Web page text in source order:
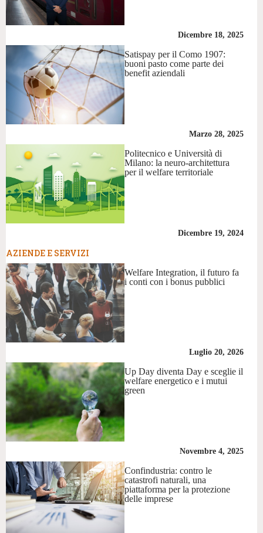
Dicembre 18, 2025
Satispay per il Como 1907:
buoni pasto come parte dei
benefit aziendali
Marzo 28, 2025
Politecnico e Università di
Milano: la neuro-architettura
per il welfare territoriale
Dicembre 19, 2024
AZIENDE E SERVIZI
Welfare Integration, il futuro fa
i conti con i bonus pubblici
Luglio 20, 2026
Up Day diventa Day e sceglie il
welfare energetico e i mutui
green
Novembre 4, 2025
Confindustria: contro le
catastrofi naturali, una
piattaforma per la protezione
delle imprese